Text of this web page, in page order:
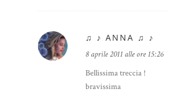
♫ ♪ ANNA ♫ ♪
8 aprile 2011 alle ore 15:26
Bellissima treccia !
bravissima